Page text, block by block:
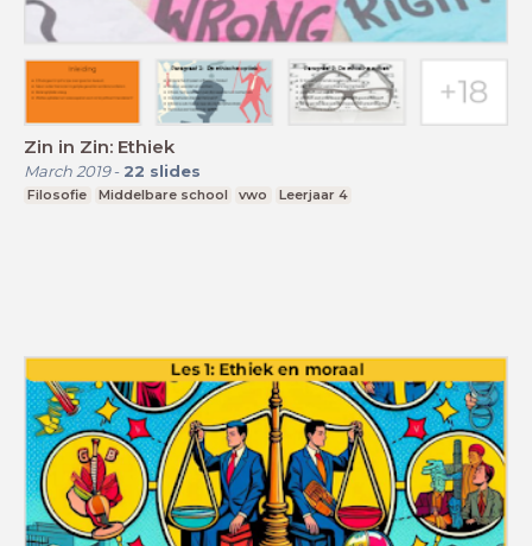
Zin in Zin: Ethiek
March 2019- 22 slides
Filosofie Middelbare school vwo Leerjaar 4